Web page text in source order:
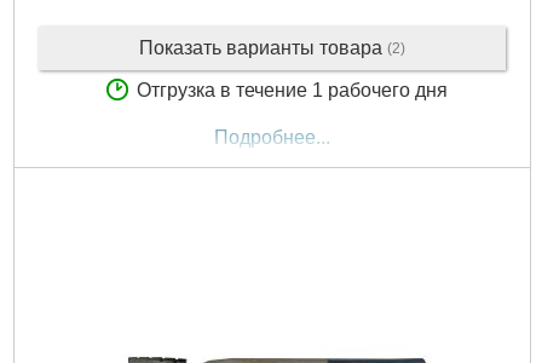
Показать варианты товара (2)
Отгрузка в течение 1 рабочего дня
Подробнее...